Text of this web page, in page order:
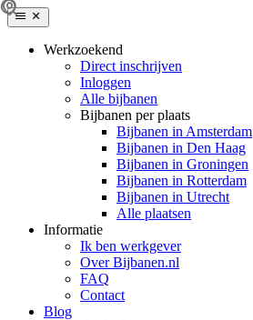
Werkzoekend
Direct inschrijven
Inloggen
Alle bijbanen
Bijbanen per plaats
Bijbanen in Amsterdam
Bijbanen in Den Haag
Bijbanen in Groningen
Bijbanen in Rotterdam
Bijbanen in Utrecht
Alle plaatsen
Informatie
Ik ben werkgever
Over Bijbanen.nl
FAQ
Contact
Blog